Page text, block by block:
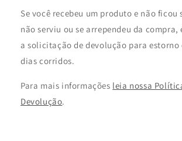
Se você recebeu um produto e não
não serviu ou se arrependeu da compra,
a solicitação de devolução para estorno
dias corridos.
Para mais informações leia nossa
Devolução.